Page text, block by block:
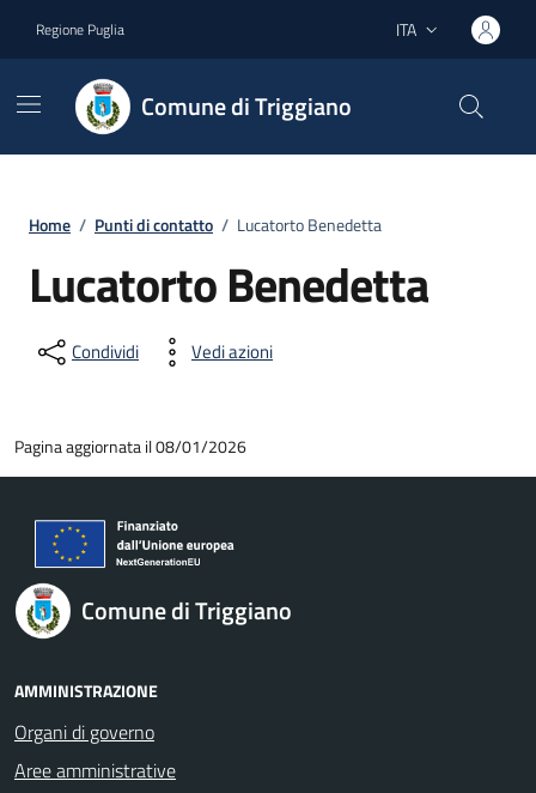
Regione Puglia Lingua attiva:
ITA
Comune di Triggiano
Home / Punti di contatto / Lucatorto Benedetta
Lucatorto Benedetta
Condividi Vedi azioni
Pagina aggiornata il 08/01/2026
Comune di Triggiano
AMMINISTRAZIONE
Organi di governo
Aree amministrative